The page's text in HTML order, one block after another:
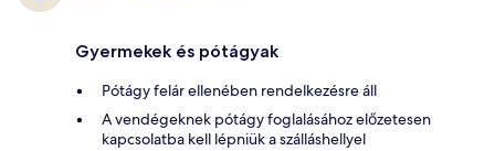
Gyermekek és pótágyak
Pótágy felár ellenében rendelkezésre áll
A vendégeknek pótágy foglalásához előzetesen
kapcsolatba kell lépniük a szálláshellyel